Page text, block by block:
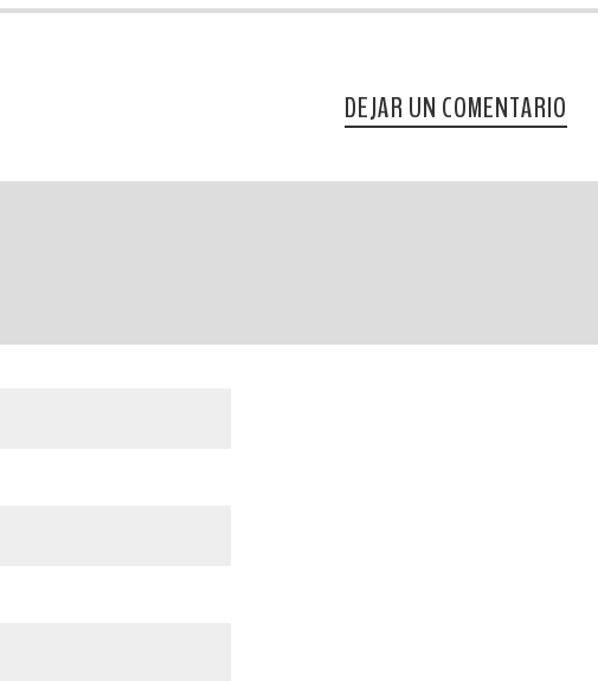
DEJAR UN COMENTARIO